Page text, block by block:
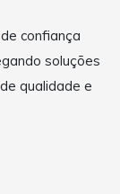
confiança
soluções
qualidade e